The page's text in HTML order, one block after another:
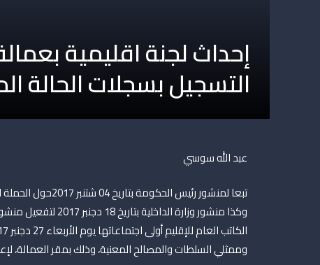
إحداث لجنة اقليمية
التسجيل بسجلات الحالة
عبد الله سوسي
تبعا لمنشور رئيس
وكذا منشور وزارة
وممثلي السلطات والمصالح المعنية، وذلك بمقر العمالة،